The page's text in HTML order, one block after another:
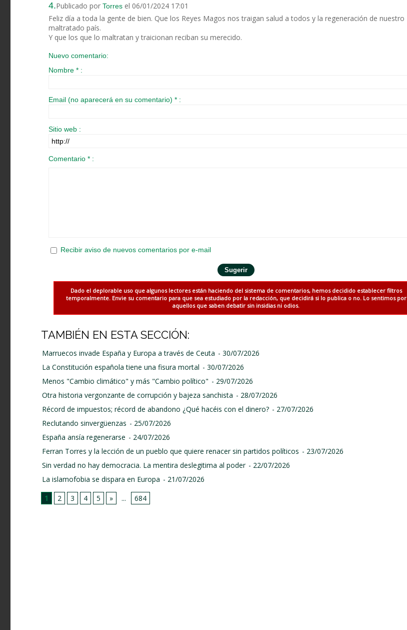
4.Publicado por Torres el 06/01/2024 17:01
Feliz día a toda la gente de bien. Que los Reyes Magos nos traigan salud a todos y la regeneración de nuestro
maltratado país.
Y que los que lo maltratan y traicionan reciban su merecido.
Nuevo comentario:
Nombre * :
Email (no aparecerá en su comentario) * :
Sitio web :
Comentario * :
Recibir aviso de nuevos comentarios por e-mail
Dado el deplorable uso que algunos lectores están haciendo del sistema de comentarios, hemos decidido establecer filtros
temporalmente. Envie su comentario para que sea estudiado por la redacción, que decidirá si lo publica o no. Lo sentimos por
aquellos que saben debatir sin insidias ni odios.
TAMBIÉN EN ESTA SECCIÓN:
Marruecos invade España y Europa a través de Ceuta - 30/07/2026
La Constitución española tiene una fisura mortal - 30/07/2026
Menos "Cambio climático" y más "Cambio político" - 29/07/2026
Otra historia vergonzante de corrupción y bajeza sanchista - 28/07/2026
Récord de impuestos; récord de abandono ¿Qué hacéis con el dinero? - 27/07/2026
Reclutando sinvergüenzas - 25/07/2026
España ansía regenerarse - 24/07/2026
Ferran Torres y la lección de un pueblo que quiere renacer sin partidos políticos - 23/07/2026
Sin verdad no hay democracia. La mentira deslegitima al poder - 22/07/2026
La islamofobia se dispara en Europa - 21/07/2026
1
2 3 4 5 » ... 684